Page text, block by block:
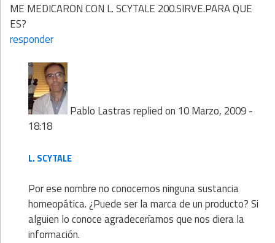
ME MEDICARON CON L. SCYTALE 200.SIRVE.PARA QUE
ES?
responder
Pablo Lastrasreplied on 10 Marzo, 2009 -
18:18
L. SCYTALE
Por ese nombre no conocemos ninguna sustancia
homeopática. ¿Puede ser la marca de un producto? Si
alguien lo conoce agradeceríamos que nos diera la
información.